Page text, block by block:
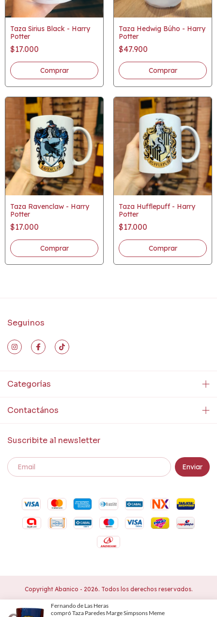
Taza Sirius Black - Harry
Potter
$17.000
Taza Hedwig Búho - Harry
Potter
$47.900
Taza Ravenclaw - Harry
Potter
$17.000
Taza Hufflepuff - Harry
Potter
$17.000
Seguinos
Categorías
Contactános
Suscribite al newsletter
Copyright Abanico - 2026. Todos los derechos reservados.
Defensa de las y los consumidores. Para reclamos